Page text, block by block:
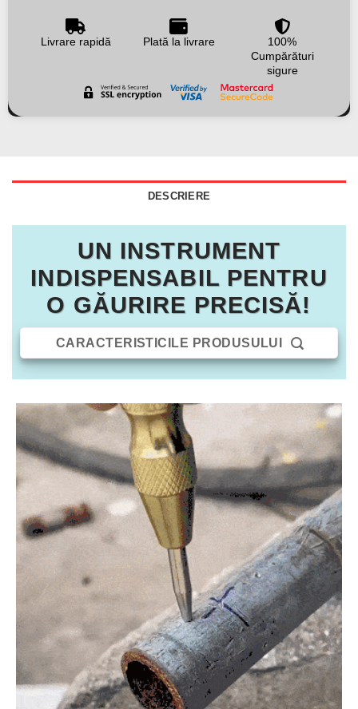
Livrare rapidă Plată la livrare
100%
Cumpărături
sigure
DESCRIERE
UN INSTRUMENT
INDISPENSABIL PENTRU
O GĂURIRE PRECISĂ!
CARACTERISTICILE PRODUSULUI